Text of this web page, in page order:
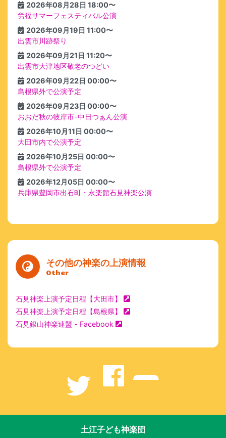
2026年08月28日 18:00〜
労福サマーフェスティバル公演
2026年09月19日 11:00〜
出雲市川跡祭り
2026年09月21日 11:20〜
出雲市大津地区敬老のつどい
2026年09月22日 00:00〜
島根県外で公演予定
2026年09月23日 00:00〜
おおだ秋の彼岸市-中日つぁん公演
2026年10月11日 00:00〜
大田市内で公演予定
2026年10月25日 00:00〜
島根県外で公演予定
2026年12月05日 00:00〜
兵庫県豊岡市出石町・永楽館石見神楽公演
その他の神楽の上演情報
Other
石見神楽上演予定日程【大田市】
石見神楽上演予定日程【島根県】
石見銀山神楽連盟 - Facebook
土江子ども神楽団